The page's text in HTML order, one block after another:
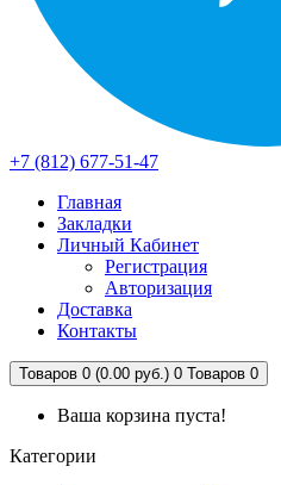
+7 (812) 677-51-47
Главная
Закладки
Личный Кабинет
Регистрация
Авторизация
Доставка
Контакты
Товаров 0 (0.00 руб.) 0 Товаров 0
Ваша корзина пуста!
Категории